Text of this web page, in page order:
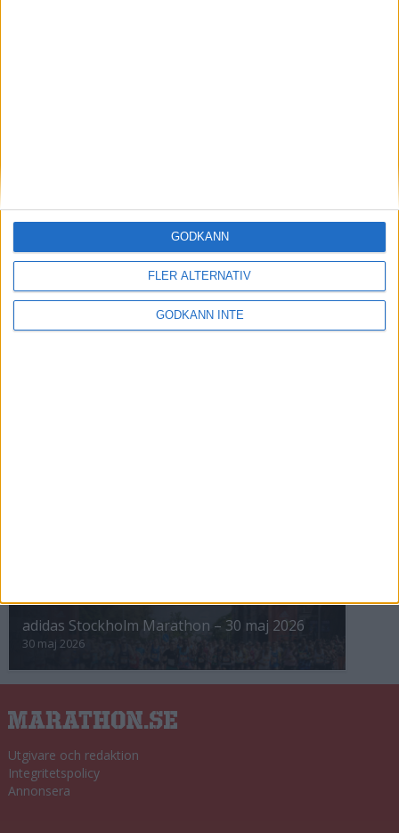
FLER ALTERNATIV
GODKÄNN INTE
GODKÄNN
ASIEN
Berlin Marathon - ett lopp genom
8 okt 1995• Arkiv• Reseberättelser från
adidas Stockholm Marathon – 30 maj 2026
30 maj 2026
Utgivare och redaktion
Integritetspolicy
Annonsera